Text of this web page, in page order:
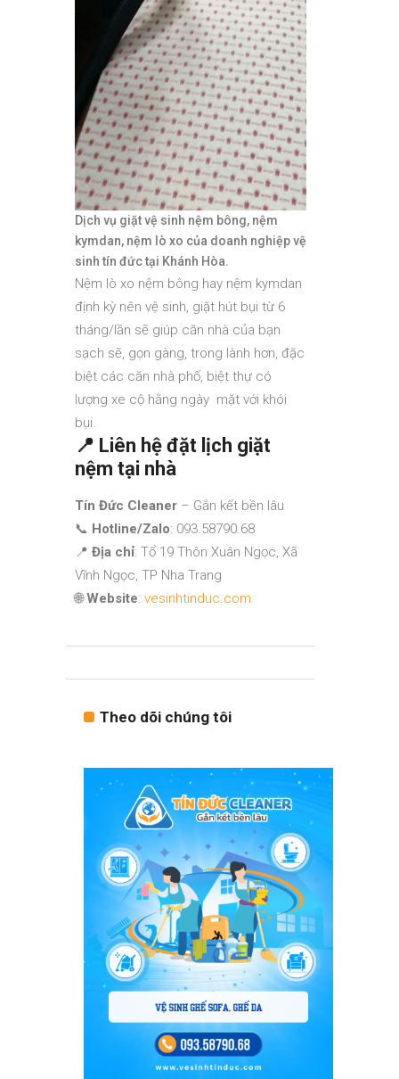
Dịch vụ giặt vệ sinh nệm bông, nệm
kymdan, nệm lò xo của doanh nghiệp vệ
sinh tín đức tại Khánh Hòa.
Nệm lò xo nệm bông hay nệm kymdan
định kỳ nên vệ sinh, giặt hút bụi từ 6
tháng/lần sẽ giúp căn nhà của bạn
sạch sẽ, gọn gàng, trong lành hơn, đặc
biệt các căn nhà phố, biệt thự có
lượng xe cộ hằng ngày mặt với khói
bụi.
📍 Liên hệ đặt lịch giặt
nệm tại nhà
Tín Đức Cleaner – Gắn kết bền lâu
📞 Hotline/Zalo: 093.58790.68
📍 Địa chỉ: Tổ 19 Thôn Xuân Ngọc, Xã
Vĩnh Ngọc, TP Nha Trang
🌐Website: vesinhtinduc.com
Theo dõi chúng tôi